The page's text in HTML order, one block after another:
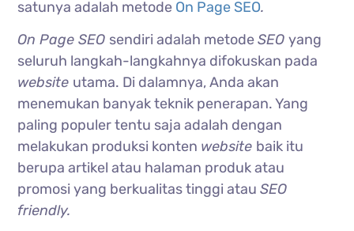
satunya adalah metode On Page SEO.
On Page SEO sendiri adalah metodeSEOyang
seluruh langkah-langkahnya difokuskan pada
website utama. Di dalamnya, Anda akan
menemukan banyak teknik penerapan. Yang
paling populer tentu saja adalah dengan
melakukan produksi konten website baik itu
berupa artikel atau halaman produk atau
promosi yang berkualitas tinggi atauSEO
friendly.